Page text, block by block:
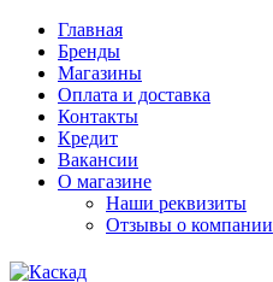
Главная
Бренды
Магазины
Оплата и доставка
Контакты
Кредит
Вакансии
О магазине
Наши реквизиты
Отзывы о компании